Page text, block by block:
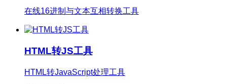
HTML转JS工具
HTML转JavaScript处理工具